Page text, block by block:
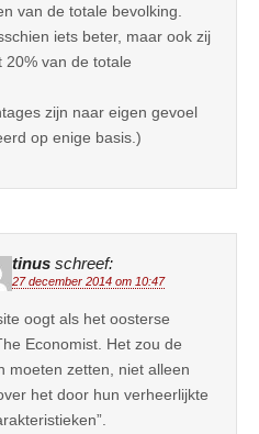
van de totale bevolking.
iets beter, maar ook zij
van de totale
zijn naar eigen gevoel
op enige basis.)
tinus schreef:
27 december 2014 om 10:47
oogt als het oosterse
Economist. Het zou de
moeten zetten, niet alleen
het door hun verheerlijkte